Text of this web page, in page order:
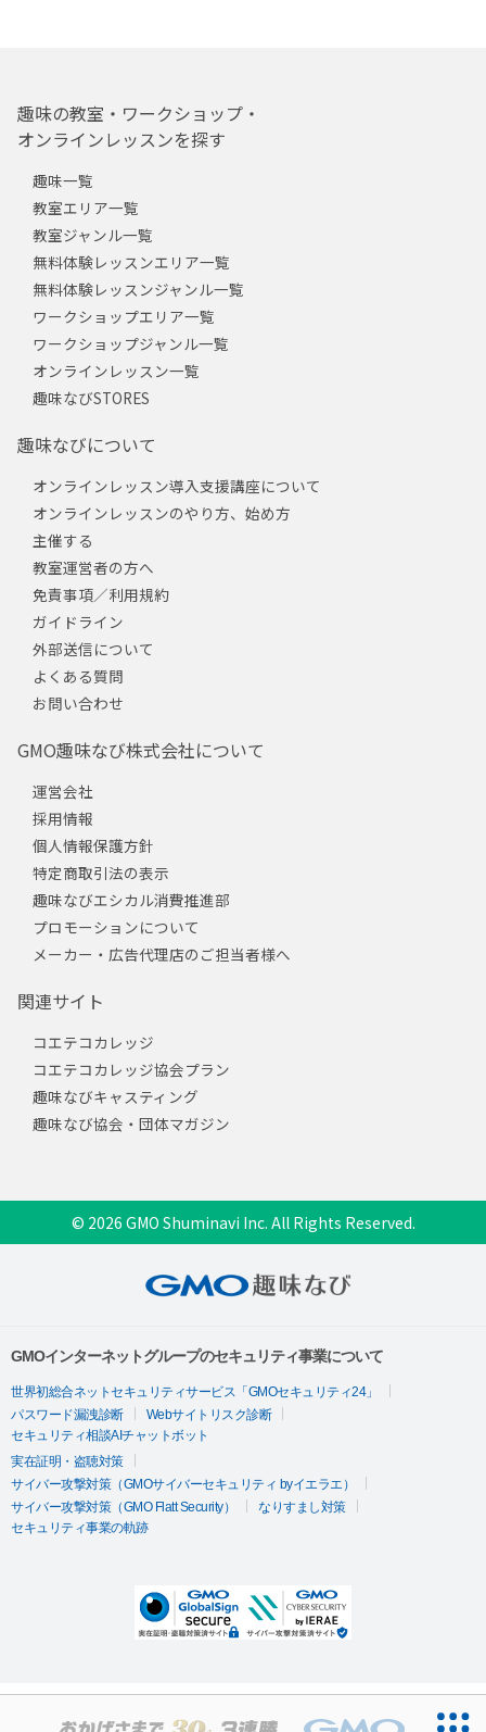
趣味の教室・ワークショップ・
オンラインレッスンを探す
趣味一覧
教室エリア一覧
教室ジャンル一覧
無料体験レッスンエリア一覧
無料体験レッスンジャンル一覧
ワークショップエリア一覧
ワークショップジャンル一覧
オンラインレッスン一覧
趣味なびSTORES
趣味なびについて
オンラインレッスン導入支援講座について
オンラインレッスンのやり方、始め方
主催する
教室運営者の方へ
免責事項／利用規約
ガイドライン
外部送信について
よくある質問
お問い合わせ
GMO趣味なび株式会社について
運営会社
採用情報
個人情報保護方針
特定商取引法の表示
趣味なびエシカル消費推進部
プロモーションについて
メーカー・広告代理店のご担当者様へ
関連サイト
コエテコカレッジ
コエテコカレッジ協会プラン
趣味なびキャスティング
趣味なび協会・団体マガジン
© 2026 GMO Shuminavi Inc. All Rights Reserved.